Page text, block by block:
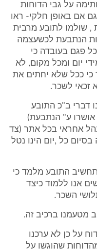
על גבי הדוחות
אם באופן חלקי- ראו
, שולמו לתובע מרבית
הנתבעת לכשעצמה
פגם בעובדה כי
יום ומכל מקום, לא
כי ככל שלא יחתים את
זכאי לשכר.
דברי ב"כ התובע
אושרו ע" הנתבעת)
אחראי בכל אתר (צד
כל ,יום הינו נטל
התובע מלמד כי
אנו ללמוד כיצד
השכר.
מטעמנו ברכיב זה.
9.09 לא קים דוח על כן לא ערכנו
שהוגשו על